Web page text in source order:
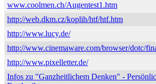
www.coolmen.ch/Augentest1.htm
http://web.dkm.cz/koplih/htf/htf.htm
http://www.lucy.de/
http://www.cinemaware.com/browser/dotc/
http://www.pixelletter.de/
Infos zu "Ganzheitlichem Denken" -